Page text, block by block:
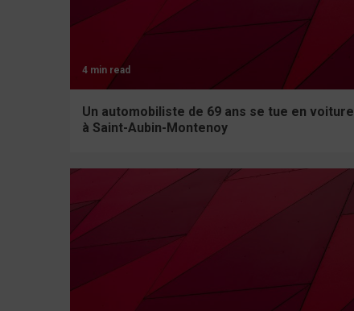
4 min read
Un automobiliste de 69 ans se tue en voiture
à Saint-Aubin-Montenoy